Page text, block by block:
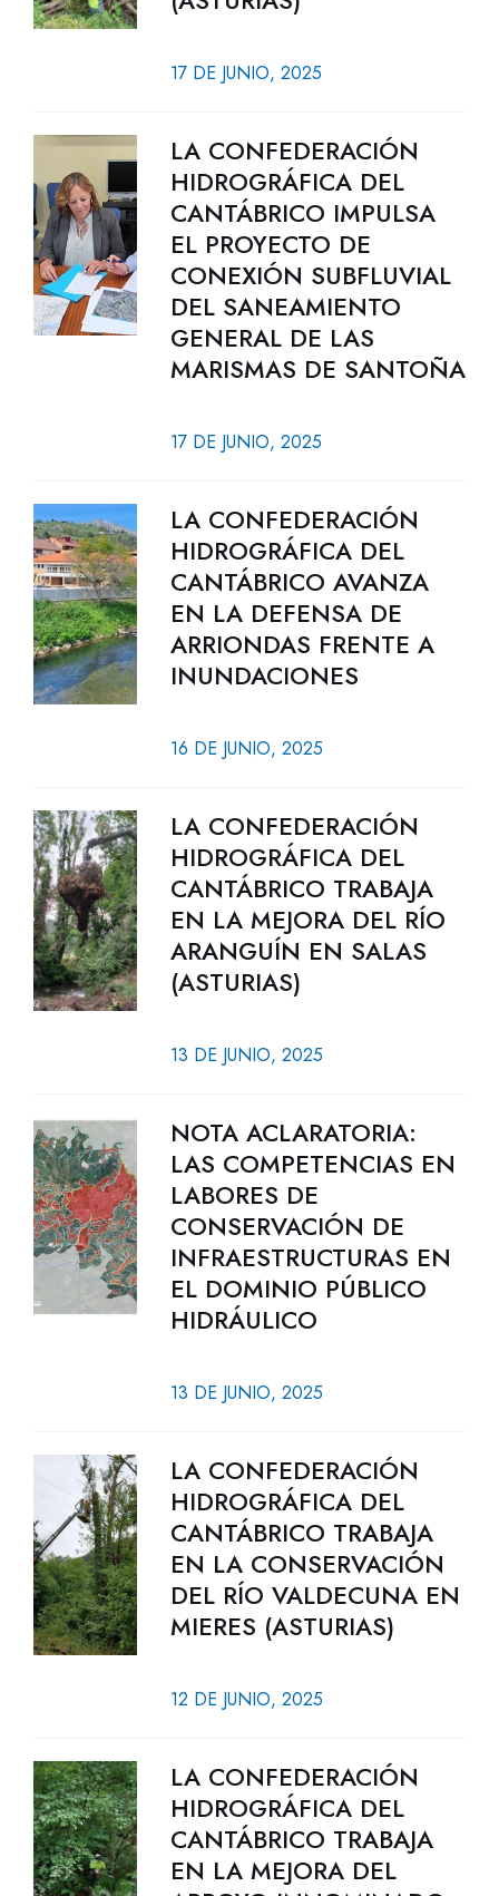
17 DE JUNIO, 2025
LA CONFEDERACIÓN
HIDROGRÁFICA DEL
CANTÁBRICO IMPULSA
EL PROYECTO DE
CONEXIÓN SUBFLUVIAL
DEL SANEAMIENTO
GENERAL DE LAS
MARISMAS DE SANTOÑA
17 DE JUNIO, 2025
LA CONFEDERACIÓN
HIDROGRÁFICA DEL
CANTÁBRICO AVANZA
EN LA DEFENSA DE
ARRIONDAS FRENTE A
INUNDACIONES
16 DE JUNIO, 2025
LA CONFEDERACIÓN
HIDROGRÁFICA DEL
CANTÁBRICO TRABAJA
EN LA MEJORA DEL RÍO
ARANGUÍN EN SALAS
(ASTURIAS)
13 DE JUNIO, 2025
NOTA ACLARATORIA:
LAS COMPETENCIAS EN
LABORES DE
CONSERVACIÓN DE
INFRAESTRUCTURAS EN
EL DOMINIO PÚBLICO
HIDRÁULICO
13 DE JUNIO, 2025
LA CONFEDERACIÓN
HIDROGRÁFICA DEL
CANTÁBRICO TRABAJA
EN LA CONSERVACIÓN
DEL RÍO VALDECUNA EN
MIERES (ASTURIAS)
12 DE JUNIO, 2025
LA CONFEDERACIÓN
HIDROGRÁFICA DEL
CANTÁBRICO TRABAJA
EN LA MEJORA DEL